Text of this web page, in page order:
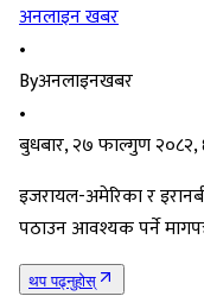
अनलाइन खबर
•
Byअनलाइनखबर
•
बुधबार, २७ फाल्गुण २०८२,
इजरायल-अमेरिका र
पठाउन आवश्यक पर्ने
थप पढ्नुहोस्